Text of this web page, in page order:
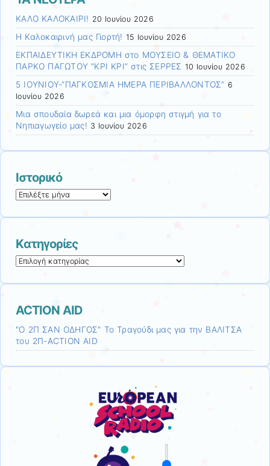
ΚΑΛΟ ΚΑΛΟΚΑΙΡΙ! 20 Ιουνίου 2026
Η Καλοκαιρινή μας Γιορτή! 15 Ιουνίου 2026
ΕΚΠΑΙΔΕΥΤΙΚΗ ΕΚΔΡΟΜΗ στο ΜΟΥΣΕΙΟ & ΘΕΜΑΤΙΚΟ
ΠΑΡΚΟ ΠΑΓΩΤΟΥ “ΚΡΙ ΚΡΙ” στις ΣΕΡΡΕΣ 10 Ιουνίου 2026
5 ΙΟΥΝΙΟΥ-“ΠΑΓΚΟΣΜΙΑ ΗΜΕΡΑ ΠΕΡΙΒΑΛΛΟΝΤΟΣ” 6
Ιουνίου 2026
Μια σπουδαία δωρεά και μια όμορφη στιγμή για το
Νηπιαγωγείο μας! 3 Ιουνίου 2026
Ιστορικό
Ιστορικό
Kατηγορίες
Kατηγορίες
ACTION AID
"Ο 2Π ΣΑΝ ΟΔΗΓΟΣ" Το Τραγούδι μας για την ΒΑΛΙΤΣΑ
του 2Π-ACTION AID